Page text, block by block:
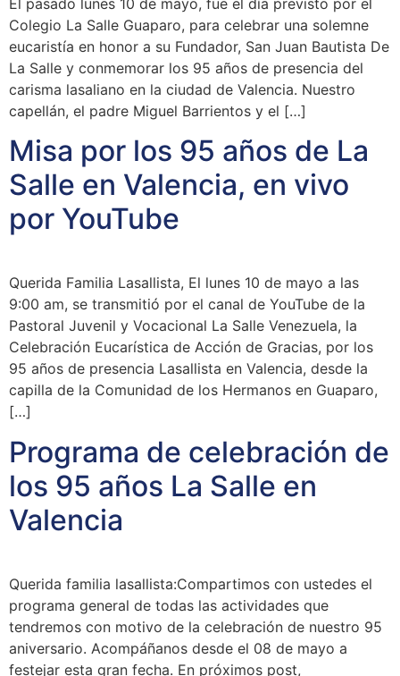
El pasado lunes 10 de mayo, fue el día previsto por el
Colegio La Salle Guaparo, para celebrar una solemne
eucaristía en honor a su Fundador, San Juan Bautista De
La Salle y conmemorar los 95 años de presencia del
carisma lasaliano en la ciudad de Valencia. Nuestro
capellán, el padre Miguel Barrientos y el […]
Misa por los 95 años de La
Salle en Valencia, en vivo
por YouTube
Querida Familia Lasallista, El lunes 10 de mayo a las
9:00 am, se transmitió por el canal de YouTube de la
Pastoral Juvenil y Vocacional La Salle Venezuela, la
Celebración Eucarística de Acción de Gracias, por los
95 años de presencia Lasallista en Valencia, desde la
capilla de la Comunidad de los Hermanos en Guaparo,
[…]
Programa de celebración de
los 95 años La Salle en
Valencia
Querida familia lasallista:Compartimos con ustedes el
programa general de todas las actividades que
tendremos con motivo de la celebración de nuestro 95
aniversario. Acompáñanos desde el 08 de mayo a
festejar esta gran fecha. En próximos post,